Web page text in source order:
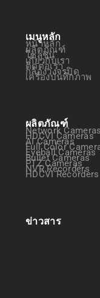
เมนูหลัก
หน้าหลัก
ผลิตภัณฑ์
โซลูชัน
เกี่ยวกับเรา
ติดต่อเรา
กล้องวงจรปิด
เครื่องบันทึกภาพ
ผลิตภัณฑ์
Network Cameras
HDCVI Cameras
AI Cameras
Full Color
Eyeball Cameras
Bullet Cameras
PTZ Cameras
NVR Recorders
HDCVI Recorders
ข่าวสาร